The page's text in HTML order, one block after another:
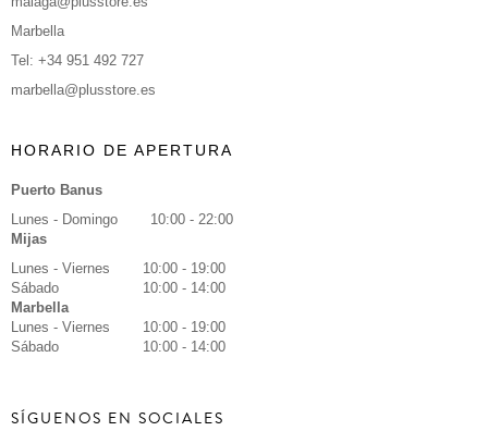
Marbella
Tel: +34 951 492 727
marbella@plusstore.es
HORARIO DE APERTURA
Puerto Banus
Lunes - Domingo
10:00 - 22:00
Mijas
Lunes - Viernes
10:00 - 19:00
Sábado
10:00 - 14:00
Marbella
Lunes - Viernes
10:00 - 19:00
Sábado
10:00 - 14:00
SÍGUENOS EN SOCIALES